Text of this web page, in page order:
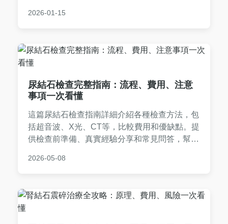
康。無論是輕度或嚴重牙結石，都能找到適合的
2026-01-15
尿結石檢查完整指南：流程、費用、注意
事項一次看懂
這篇尿結石檢查指南詳細介紹各種檢查方法，包
括超音波、X光、CT等，比較費用和優缺點。提
供檢查前準備、真實經驗分享和常見問答，幫助
真實醫療知識，適合有尿結石疑慮的讀者參考。
2026-05-08